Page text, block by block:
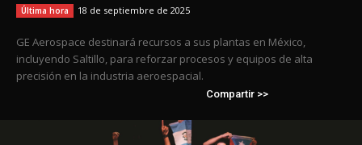
Última hora 18 de septiembre de 2025
GE Aerospace destinará recursos a sus plantas en México,
incluyendo Saltillo, para reforzar procesos y equipos de alta
precisión en la industria aeroespacial.
Compartir >>